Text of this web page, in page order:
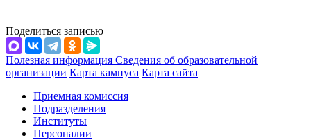
Поделиться записью
Полезная информация Сведения об образовательной
организации Карта кампуса Карта сайта
Приемная комиссия
Подразделения
Институты
Персоналии